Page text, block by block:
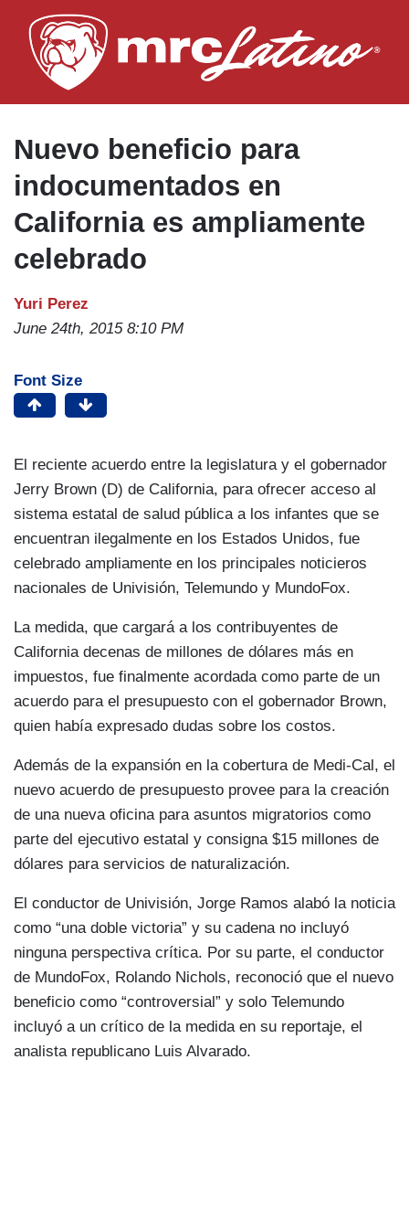
to
main
Nuevo beneficio para
indocumentados en
California es ampliamente
celebrado
Yuri Perez
June 24th, 2015 8:10 PM
Font Size
El reciente acuerdo entre la legislatura y el gobernador
Jerry Brown (D) de California, para ofrecer acceso al
sistema estatal de salud pública a los infantes que se
encuentran ilegalmente en los Estados Unidos, fue
celebrado ampliamente en los principales noticieros
nacionales de Univisión, Telemundo y MundoFox.
La medida, que cargará a los contribuyentes de
California decenas de millones de dólares más en
impuestos, fue finalmente acordada como parte de un
acuerdo para el presupuesto con el gobernador Brown,
quien había expresado dudas sobre los costos.
Además de la expansión en la cobertura de Medi-Cal, el
nuevo acuerdo de presupuesto provee para la creación
de una nueva oficina para asuntos migratorios como
parte del ejecutivo estatal y consigna $15 millones de
dólares para servicios de naturalización.
El conductor de Univisión, Jorge Ramos alabó la noticia
como “una doble victoria” y su cadena no incluyó
ninguna perspectiva crítica. Por su parte, el conductor
de MundoFox, Rolando Nichols, reconoció que el nuevo
beneficio como “controversial” y solo Telemundo
incluyó a un crítico de la medida en su reportaje, el
analista republicano Luis Alvarado.